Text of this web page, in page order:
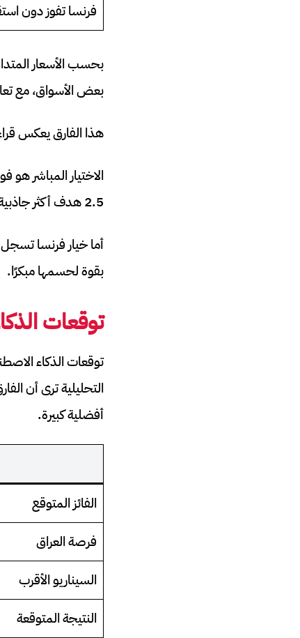
فرنسا تفوز دون
بعض الأسواق، مع
هذا الفارق يعكس
الاختيار المباشر
2.5 هدف أكثر جاذبية، خاصة بعد استقبال العراق أربعة أهداف أمام النرويج.
بقوة لحسمها مبكرًا.
توقعات
توقعات الذكاء
التحليلية ترى أن
أفضلية كبيرة.
الفائز المتوقع
فرصة العراق
السيناريو الأقرب
النتيجة المتوقعة